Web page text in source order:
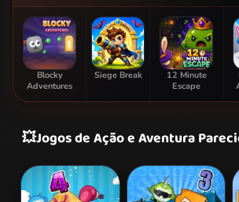
Blocky
Adventures
Siege Break
12 Minute
Escape
💥Jogos de Ação e Aventura